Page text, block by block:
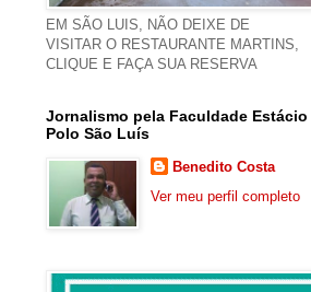
EM SÃO LUIS, NÃO DEIXE DE
VISITAR O RESTAURANTE MARTINS,
CLIQUE E FAÇA SUA RESERVA
Jornalismo pela Faculdade Estácio
Polo São Luís
Benedito Costa
Ver meu perfil completo